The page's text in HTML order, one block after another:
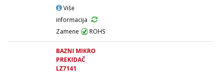
Više
informacija
Zamene
ROHS
BAZNI MIKRO
PREKIDAČ
LZ7141